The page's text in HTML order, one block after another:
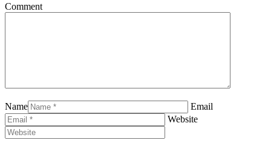
Comment
Name
Email
Website